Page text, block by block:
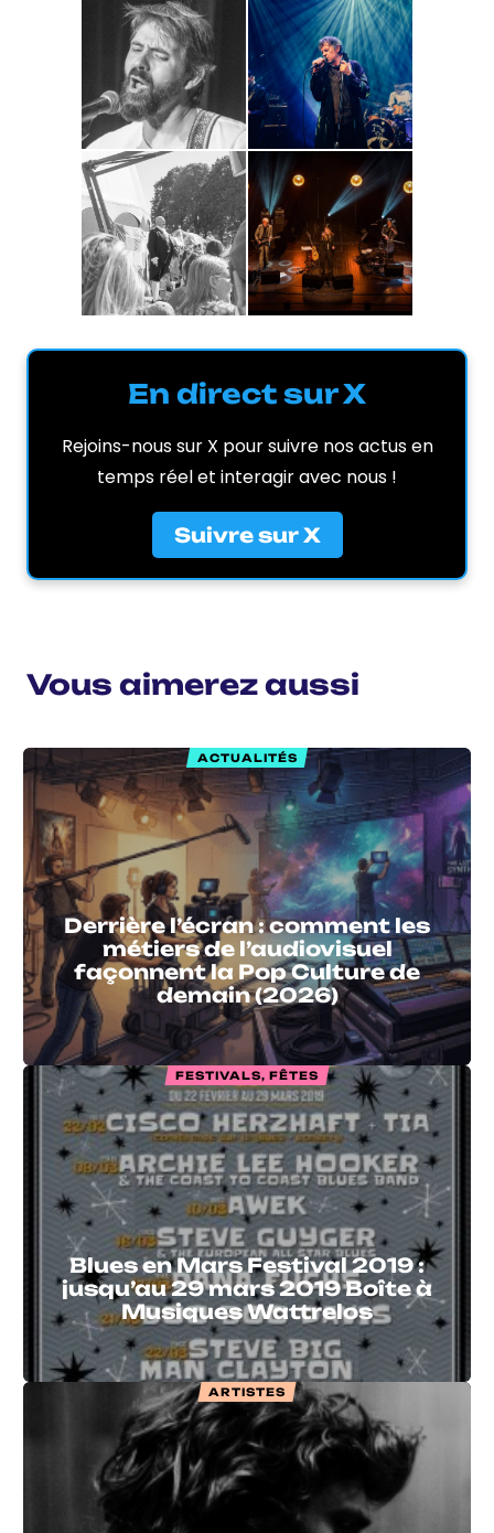
En direct sur X
Rejoins-nous sur X pour suivre nos actus en
temps réel et interagir avec nous !
Suivre sur X
Vous aimerez aussi
ACTUALITÉS
Derrière l’écran : comment les
métiers de l’audiovisuel
façonnent la Pop Culture de
demain (2026)
FESTIVALS, FÊTES
Blues en Mars Festival 2019 :
jusqu’au 29 mars 2019 Boîte à
Musiques Wattrelos
ARTISTES